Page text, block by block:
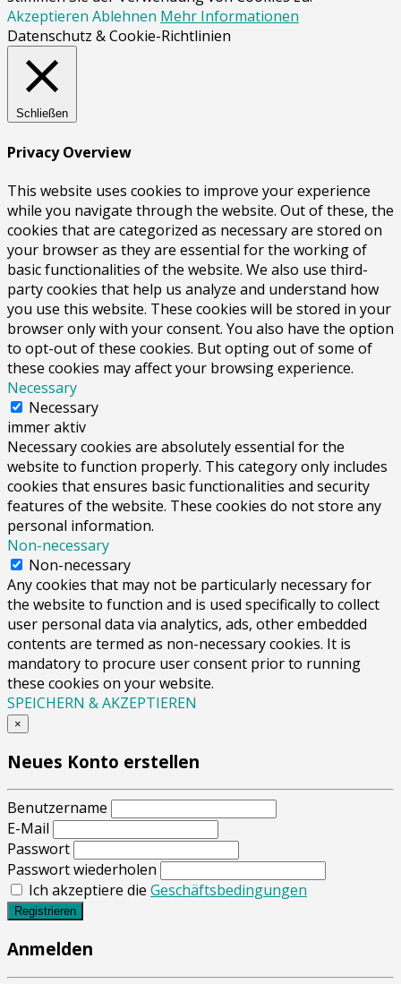
Akzeptieren Ablehnen Mehr Informationen
Datenschutz & Cookie-Richtlinien
Schließen
Privacy Overview
This website uses cookies to improve your experience
while you navigate through the website. Out of these, the
cookies that are categorized as necessary are stored on
your browser as they are essential for the working of
basic functionalities of the website. We also use third-
party cookies that help us analyze and understand how
you use this website. These cookies will be stored in your
browser only with your consent. You also have the option
to opt-out of these cookies. But opting out of some of
these cookies may affect your browsing experience.
Necessary
Necessary
immer aktiv
Necessary cookies are absolutely essential for the
website to function properly. This category only includes
cookies that ensures basic functionalities and security
features of the website. These cookies do not store any
personal information.
Non-necessary
Non-necessary
Any cookies that may not be particularly necessary for
the website to function and is used specifically to collect
user personal data via analytics, ads, other embedded
contents are termed as non-necessary cookies. It is
mandatory to procure user consent prior to running
these cookies on your website.
SPEICHERN & AKZEPTIEREN
×
Neues Konto erstellen
Benutzername
E-Mail
Passwort
Passwort wiederholen
Ich akzeptiere die Geschäftsbedingungen
Registrieren
Anmelden